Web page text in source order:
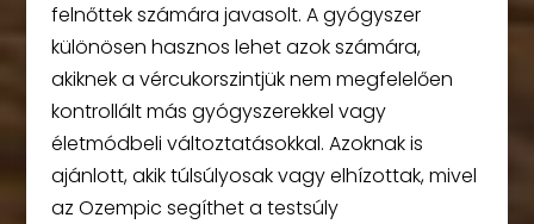
felnőttek számára javasolt. A gyógyszer
különösen hasznos lehet azok számára,
akiknek a vércukorszintjük nem megfelelően
kontrollált más gyógyszerekkel vagy
életmódbeli változtatásokkal. Azoknak is
ajánlott, akik túlsúlyosak vagy elhízottak, mivel
az Ozempic segíthet a testsúly